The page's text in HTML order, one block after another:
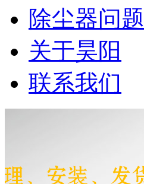
除尘器问题
关于昊阳
联系我们